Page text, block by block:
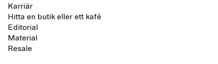
Karriär
Hitta en butik eller ett kafé
Editorial
Material
Resale